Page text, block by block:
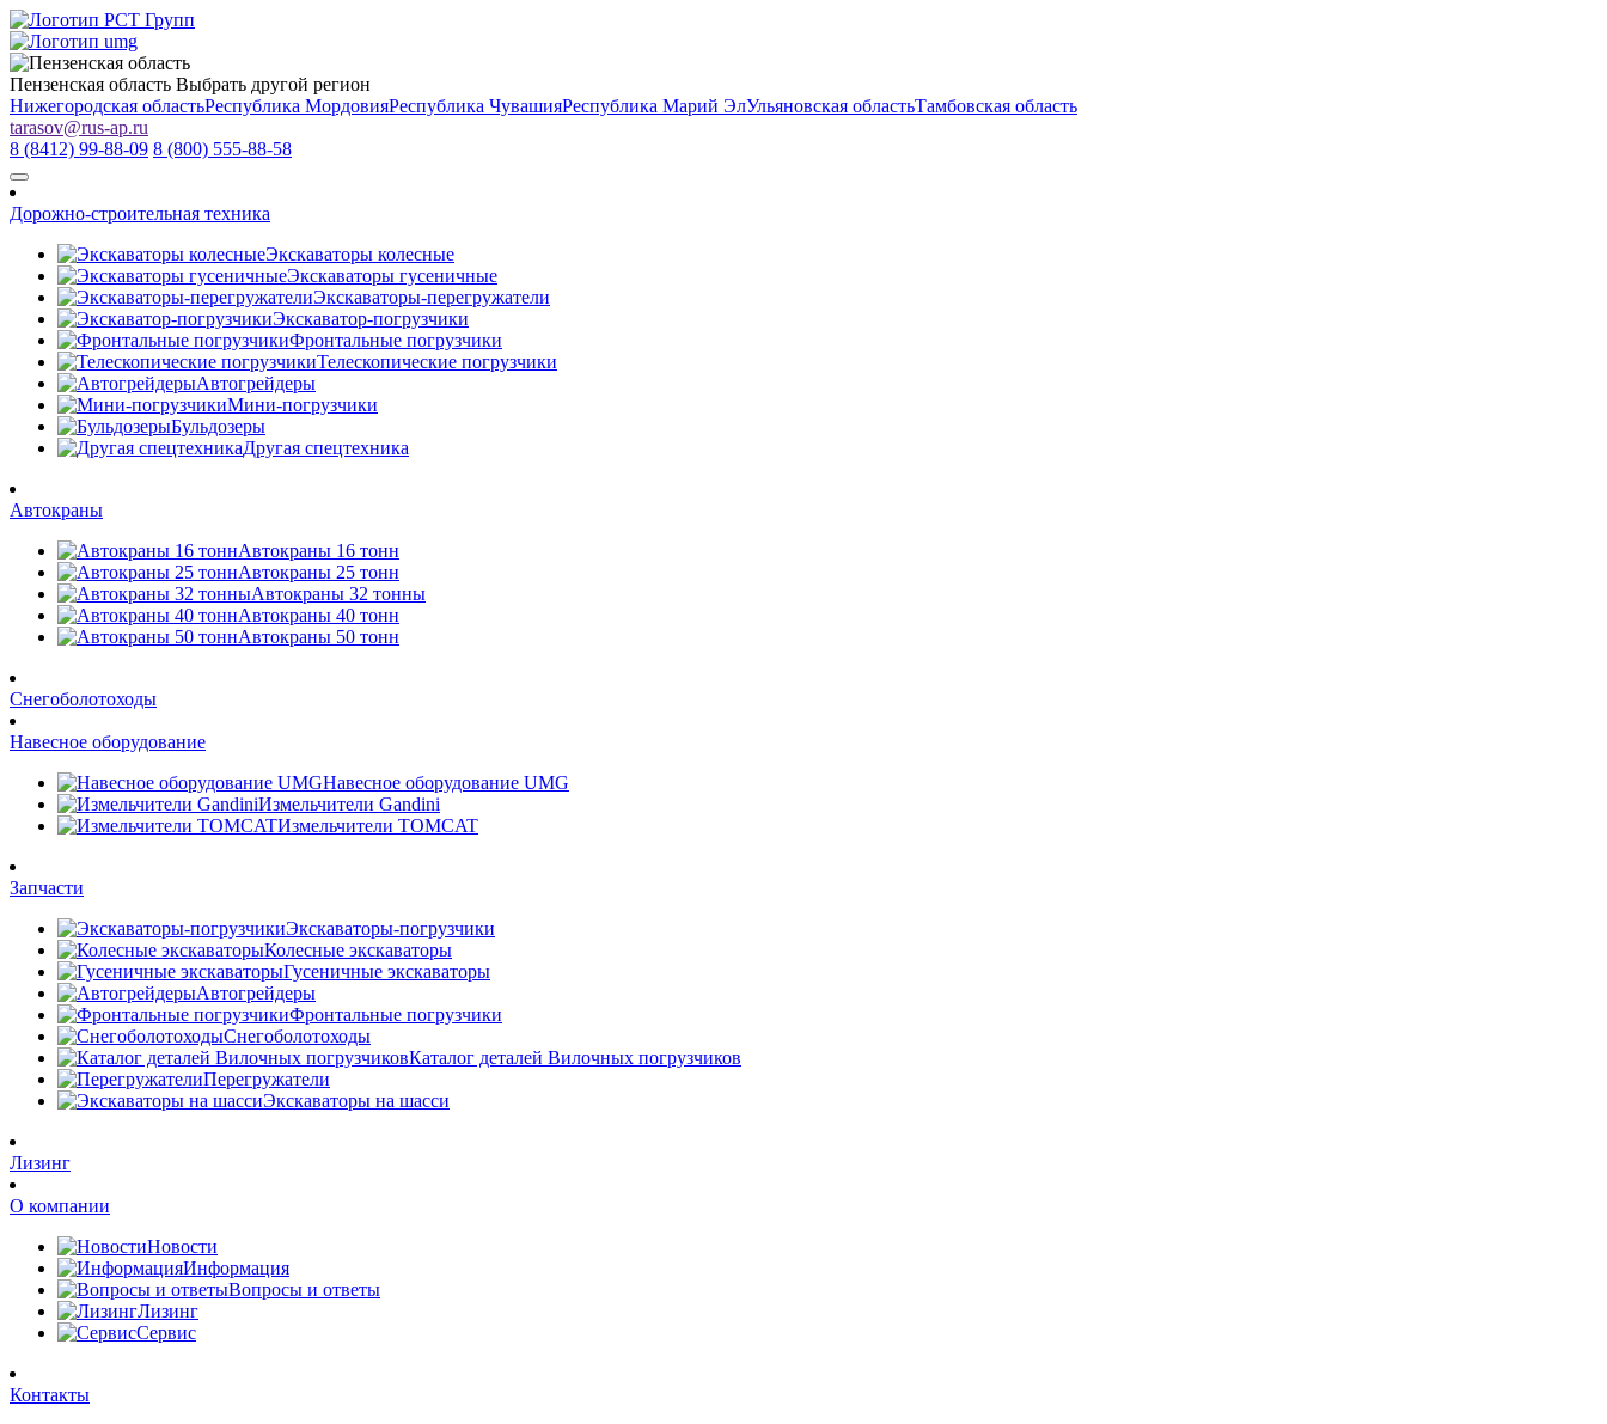
Пензенская область Выбрать другой регион
Нижегородская областьРеспублика МордовияРеспублика ЧувашияРеспублика Марий ЭлУльяновская областьТамбовская область
tarasov@rus-ap.ru
8 (8412) 99-88-09 8 (800) 555-88-58
Дорожно-строительная техника
Экскаваторы колесные
Экскаваторы гусеничные
Экскаваторы-перегружатели
Экскаватор-погрузчики
Фронтальные погрузчики
Телескопические погрузчики
Автогрейдеры
Мини-погрузчики
Бульдозеры
Другая спецтехника
Автокраны
Автокраны 16 тонн
Автокраны 25 тонн
Автокраны 32 тонны
Автокраны 40 тонн
Автокраны 50 тонн
Снегоболотоходы
Навесное оборудование
Навесное оборудование UMG
Измельчители Gandini
Измельчители TOMCAT
Запчасти
Экскаваторы-погрузчики
Колесные экскаваторы
Гусеничные экскаваторы
Автогрейдеры
Фронтальные погрузчики
Снегоболотоходы
Каталог деталей Вилочных погрузчиков
Перегружатели
Экскаваторы на шасси
Лизинг
О компании
Новости
Информация
Вопросы и ответы
Лизинг
Сервис
Контакты